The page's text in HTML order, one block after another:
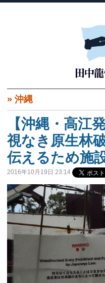
» 沖縄
【沖縄・高江
視なき原生林
伝えるため施
2016年10月19日 23:14